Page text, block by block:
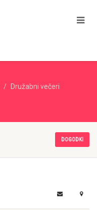
Družabni večeri
DOGODKI